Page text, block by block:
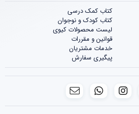
کتاب‌‌ کمک درسی
کتاب کودک و نوجوان
لیست محصولات کیوی
قوانین و مقررات
خدمات مشتریان
پیگیری سفارش